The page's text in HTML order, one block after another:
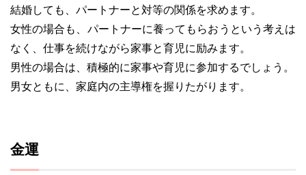
結婚しても、パートナーと対等の関係を求めます。
女性の場合も、パートナーに養ってもらおうという考えは
なく、仕事を続けながら家事と育児に励みます。
男性の場合は、積極的に家事や育児に参加するでしょう。
男女ともに、家庭内の主導権を握りたがります。
金運